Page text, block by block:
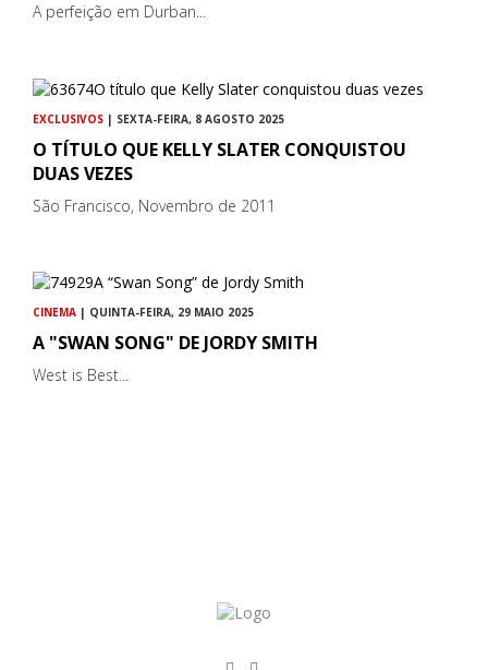
A perfeição em Durban...
EXCLUSIVOS | SEXTA-FEIRA, 8 AGOSTO 2025
O TÍTULO QUE KELLY SLATER CONQUISTOU
DUAS VEZES
São Francisco, Novembro de 2011
CINEMA | QUINTA-FEIRA, 29 MAIO 2025
A "SWAN SONG" DE JORDY SMITH
West is Best...